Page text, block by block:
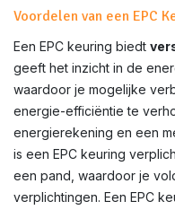
Voordelen van een EPC
Een EPC keuring biedt
geeft het inzicht in de
waardoor je mogelijke
energie-efficiëntie te
energierekening en een
is een EPC keuring
een pand, waardoor je
verplichtingen. Een EPC